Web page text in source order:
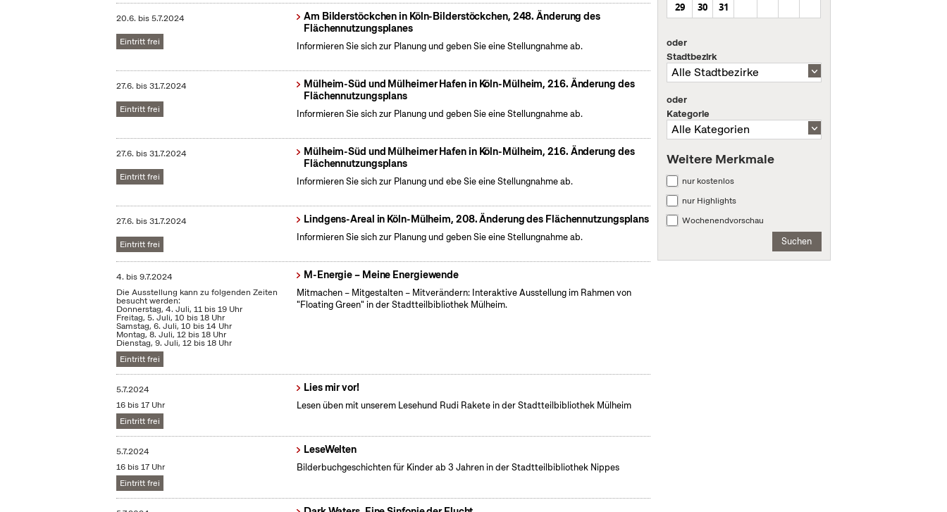
20.6. bis5.7.2024
Eintritt frei
Am Bilderstöckchen in Köln-Bilderstöckchen, 248. Änderung des
Flächennutzungsplanes
Informieren Sie sich zur Planung und geben Sie eine Stellungnahme ab.
27.6. bis31.7.2024
Eintritt frei
Mülheim-Süd und Mülheimer Hafen in Köln-Mülheim, 216. Änderung des
Flächennutzungsplans
Informieren Sie sich zur Planung und geben Sie eine Stellungnahme ab.
27.6. bis31.7.2024
Eintritt frei
Mülheim-Süd und Mülheimer Hafen in Köln-Mülheim, 216. Änderung des
Flächennutzungsplans
Informieren Sie sich zur Planung und ebe Sie eine Stellungnahme ab.
27.6. bis31.7.2024
Eintritt frei
Lindgens-Areal in Köln-Mülheim, 208. Änderung des Flächennutzungsplans
Informieren Sie sich zur Planung und geben Sie eine Stellungnahme ab.
4. bis9.7.2024
Die Ausstellung kann zu folgenden Zeiten
besucht werden:
Donnerstag, 4. Juli, 11 bis 19 Uhr
Freitag, 5. Juli, 10 bis 18 Uhr
Samstag, 6. Juli, 10 bis 14 Uhr
Montag, 8. Juli, 12 bis 18 Uhr
Dienstag, 9. Juli, 12 bis 18 Uhr
Eintritt frei
M-Energie – Meine Energiewende
Mitmachen – Mitgestalten – Mitverändern: Interaktive Ausstellung im Rahmen von
"Floating Green" in der Stadtteilbibliothek Mülheim.
5.7.2024
16 bis 17 Uhr
Eintritt frei
Lies mir vor!
Lesen üben mit unserem Lesehund Rudi Rakete in der Stadtteilbibliothek Mülheim
5.7.2024
16 bis 17 Uhr
Eintritt frei
LeseWelten
Bilderbuchgeschichten für Kinder ab 3 Jahren in der Stadtteilbibliothek Nippes
29
30 31
oder
Stadtbezirk
oder
Kategorie
Weitere Merkmale
nur kostenlos
nur Highlights
Wochenendvorschau
Suchen